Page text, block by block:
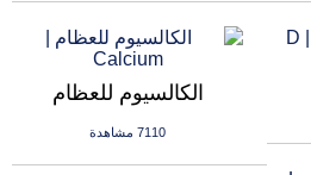
الكالسيوم للعظام
7110 مشاهدة